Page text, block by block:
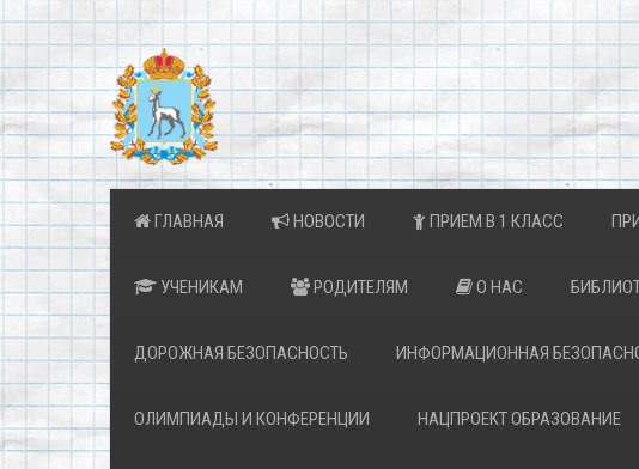
ГЛАВНАЯ НОВОСТИ ПРИЕМ В 1 КЛАСС
УЧЕНИКАМ РОДИТЕЛЯМ О НАС
ДОРОЖНАЯ БЕЗОПАСНОСТЬ ИНФОРМАЦИОННАЯ
ОЛИМПИАДЫ И КОНФЕРЕНЦИИ НАЦПРОЕКТ ОБРАЗОВАНИЕ